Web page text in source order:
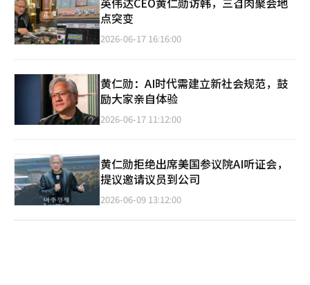
点突变
2026-06-17 16:16:00
黄仁勋：AI时代需建立新社会规范，鼓
励大家亲自体验
2026-06-17 11:12:00
黄仁勋拒绝出席美国参议院AI听证会，
提议邀请议员到公司
2026-06-09 13:12:00